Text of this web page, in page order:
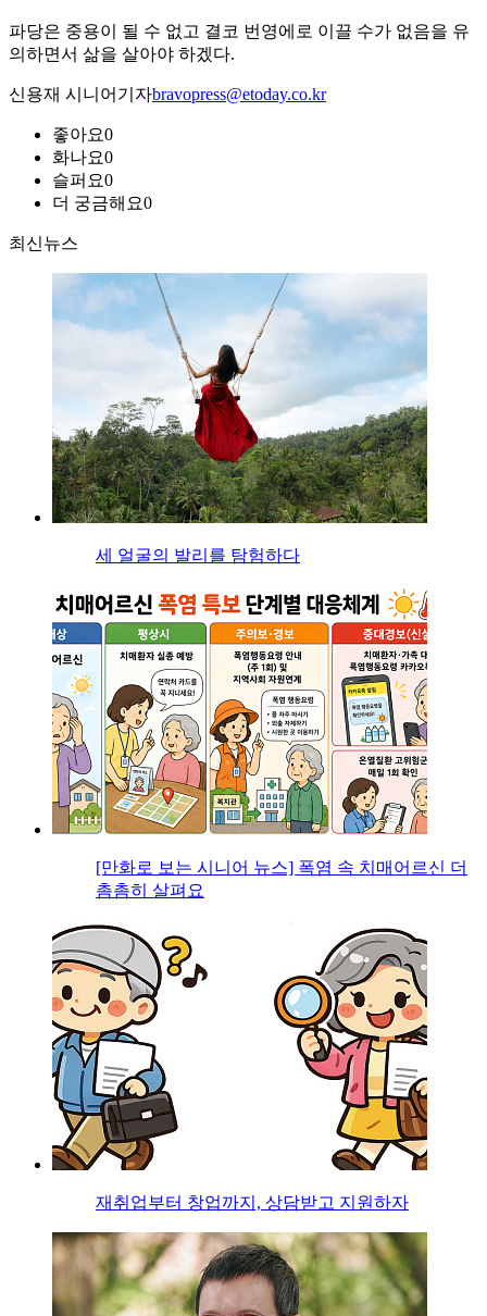
파당은 중용이 될 수 없고 결코 번영에로 이끌 수가 없음을 유
의하면서 삶을 살아야 하겠다.
신용재 시니어기자bravopress@etoday.co.kr
좋아요0
화나요0
슬퍼요0
더 궁금해요0
최신뉴스
세 얼굴의 발리를 탐험하다
[만화로 보는 시니어 뉴스] 폭염 속 치매어르신 더
촘촘히 살펴요
재취업부터 창업까지, 상담받고 지원하자